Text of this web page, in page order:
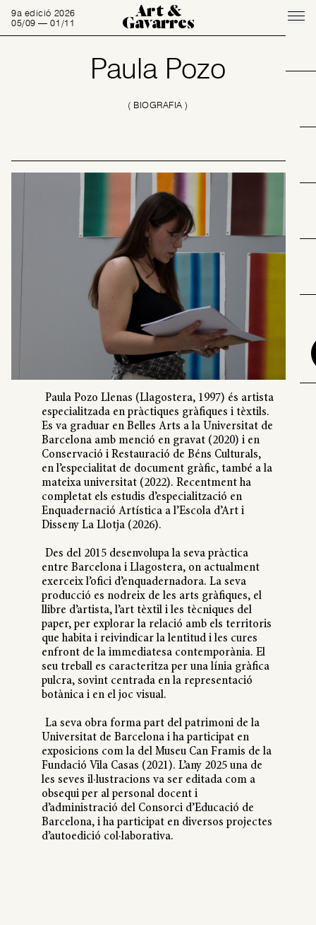
9a edició 2026
05/09 — 01/11
Art &
Gavarres
Paula Pozo
( BIOGRAFIA )
Paula Pozo Llenas (Llagostera, 1997) és artista
especialitzada en pràctiques gràfiques i tèxtils.
Es va graduar en Belles Arts a la Universitat de
Barcelona amb menció en gravat (2020) i en
Conservació i Restauració de Béns Culturals,
en l’especialitat de document gràfic, també a la
mateixa universitat (2022). Recentment ha
completat els estudis d’especialització en
Enquadernació Artística a l’Escola d’Art i
Disseny La Llotja (2026).
Des del 2015 desenvolupa la seva pràctica
entre Barcelona i Llagostera, on actualment
exerceix l’ofici d’enquadernadora. La seva
producció es nodreix de les arts gràfiques, el
llibre d’artista, l’art tèxtil i les tècniques del
paper, per explorar la relació amb els territoris
que habita i reivindicar la lentitud i les cures
enfront de la immediatesa contemporània. El
seu treball es caracteritza per una línia gràfica
pulcra, sovint centrada en la representació
botànica i en el joc visual.
La seva obra forma part del patrimoni de la
Universitat de Barcelona i ha participat en
exposicions com la del Museu Can Framis de la
Fundació Vila Casas (2021). L’any 2025 una de
les seves il·lustracions va ser editada com a
obsequi per al personal docent i
d’administració del Consorci d’Educació de
Barcelona, i ha participat en diversos projectes
d’autoedició col·laborativa.